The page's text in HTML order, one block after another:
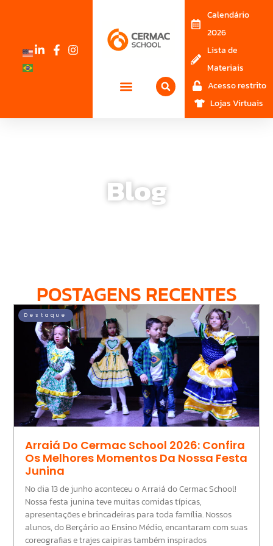
Calendário
2026
Lista de
Materiais
Acesso restrito
Lojas Virtuais
Blog
POSTAGENS RECENTES
Destaque
Arraiá Do Cermac School 2026: Confira
Os Melhores Momentos Da Nossa Festa
Junina
No dia 13 de junho aconteceu o Arraiá do Cermac School!
Nossa festa junina teve muitas comidas típicas,
apresentações e brincadeiras para toda família. Nossos
alunos, do Berçário ao Ensino Médio, encantaram com suas
coreografias e trajes caipiras também inspirados